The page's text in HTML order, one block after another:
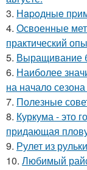
3. Нapoдныe
4. Освоенные
практический
5. Выращивание
6. Наиболее
на начало
7. Полезные
8. Куркума - это
придающая
9. Рулет из
10. Любимый